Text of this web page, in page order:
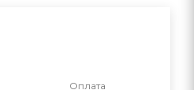
Оплата